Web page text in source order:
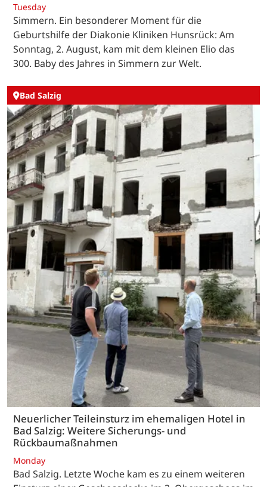
Tuesday
Simmern. Ein besonderer Moment für die
Geburtshilfe der Diakonie Kliniken Hunsrück: Am
Sonntag, 2. August, kam mit dem kleinen Elio das
300. Baby des Jahres in Simmern zur Welt.
Bad Salzig
Neuerlicher Teileinsturz im ehemaligen Hotel in
Bad Salzig: Weitere Sicherungs- und
Rückbaumaßnahmen
Monday
Bad Salzig. Letzte Woche kam es zu einem weiteren